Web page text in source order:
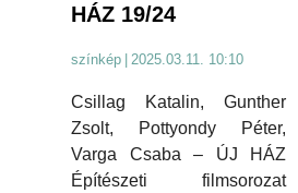
HÁZ 19/24
színkép | 2025.03.11. 10:10
Csillag Katalin, Gunther
Zsolt, Pottyondy Péter,
Varga Csaba – ÚJ HÁZ
Építészeti filmsorozat